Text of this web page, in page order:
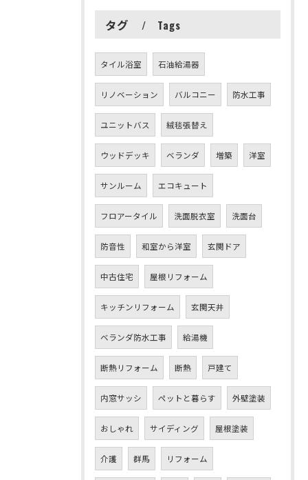
タグ Tags
タイル浴室 石油給湯器
リノベーション バルコニー 防水工事
ユニットバス 絨毯張替え
ウッドデッキ ベランダ 増築 洋室
サンルーム エコキュート
フロアータイル 洗面脱衣室 洗面台
防音性 和室から洋室 玄関ドア
中古住宅 屋根リフォーム
キッチンリフォーム 玄関天井
ベランダ防水工事 給湯機
断熱リフォーム 断熱 戸建て
内窓サッシ ペットと暮らす 外壁塗装
おしゃれ サイディング 屋根塗装
介護 群馬 リフォーム